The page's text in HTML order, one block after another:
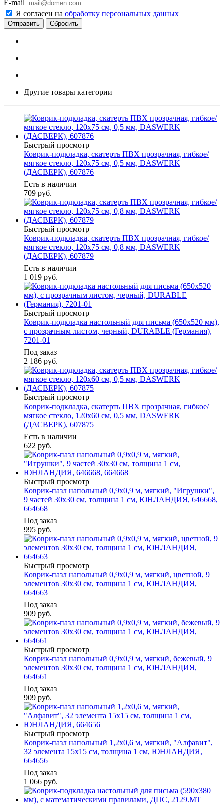
E-mail
Я согласен на обработку персональных данных
Сбросить
Другие товары категории
Быстрый просмотр
Коврик-подкладка, скатерть ПВХ прозрачная, гибкое/
мягкое стекло, 120х75 см, 0,5 мм, DASWERK
(ДАСВЕРК), 607876
Есть в наличии
709 руб.
Быстрый просмотр
Коврик-подкладка, скатерть ПВХ прозрачная, гибкое/
мягкое стекло, 120х75 см, 0,8 мм, DASWERK
(ДАСВЕРК), 607879
Есть в наличии
1 019 руб.
Быстрый просмотр
Коврик-подкладка настольный для письма (650х520 мм),
c прозрачным листом, черный, DURABLE (Германия),
7201-01
Под заказ
2 186 руб.
Быстрый просмотр
Коврик-подкладка, скатерть ПВХ прозрачная, гибкое/
мягкое стекло, 120х60 см, 0,5 мм, DASWERK
(ДАСВЕРК), 607875
Есть в наличии
622 руб.
Быстрый просмотр
Коврик-пазл напольный 0,9х0,9 м, мягкий, "Игрушки",
9 частей 30х30 см, толщина 1 см, ЮНЛАНДИЯ, 646668,
664668
Под заказ
995 руб.
Быстрый просмотр
Коврик-пазл напольный 0,9х0,9 м, мягкий, цветной, 9
элементов 30х30 см, толщина 1 см, ЮНЛАНДИЯ,
664663
Под заказ
909 руб.
Быстрый просмотр
Коврик-пазл напольный 0,9х0,9 м, мягкий, бежевый, 9
элементов 30х30 см, толщина 1 см, ЮНЛАНДИЯ,
664661
Под заказ
909 руб.
Быстрый просмотр
Коврик-пазл напольный 1,2х0,6 м, мягкий, "Алфавит",
32 элемента 15х15 см, толщина 1 см, ЮНЛАНДИЯ,
664656
Под заказ
1 066 руб.